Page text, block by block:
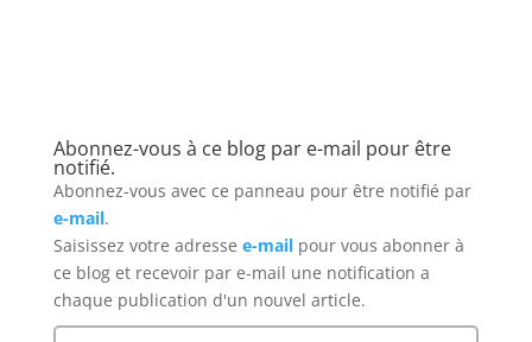
Abonnez-vous à ce blog par e-mail pour être
notifié.
Abonnez-vous avec ce panneau pour être notifié par
e-mail.
Saisissez votre adresse e-mailpour vous abonner à
ce bloget recevoir par e-mail une notification a
chaque publication d'un nouvel article.
Adresse